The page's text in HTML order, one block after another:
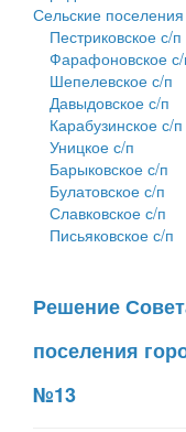
Сельские поселения
Пестриковское с/п
Фарафоновское
Шепелевское с/п
Давыдовское с/п
Карабузинское с/п
Уницкое с/п
Барыковское с/п
Булатовское с/п
Славковское с/п
Письяковское с/п
Решение
поселения
№13